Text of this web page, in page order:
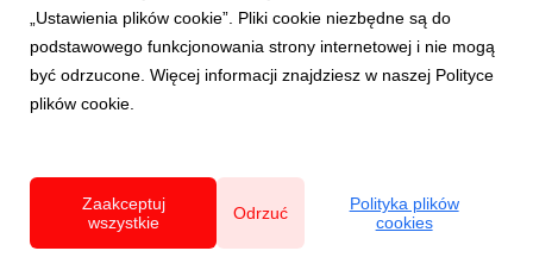
Powered by
„Ustawienia plików cookie”. Pliki cookie niezbędne są do
podstawowego funkcjonowania strony internetowej i nie mogą
być odrzucone. Więcej informacji znajdziesz w naszej Polityce
plików cookie.
Zaakceptuj
wszystkie
Odrzuć
Polityka plików
cookies